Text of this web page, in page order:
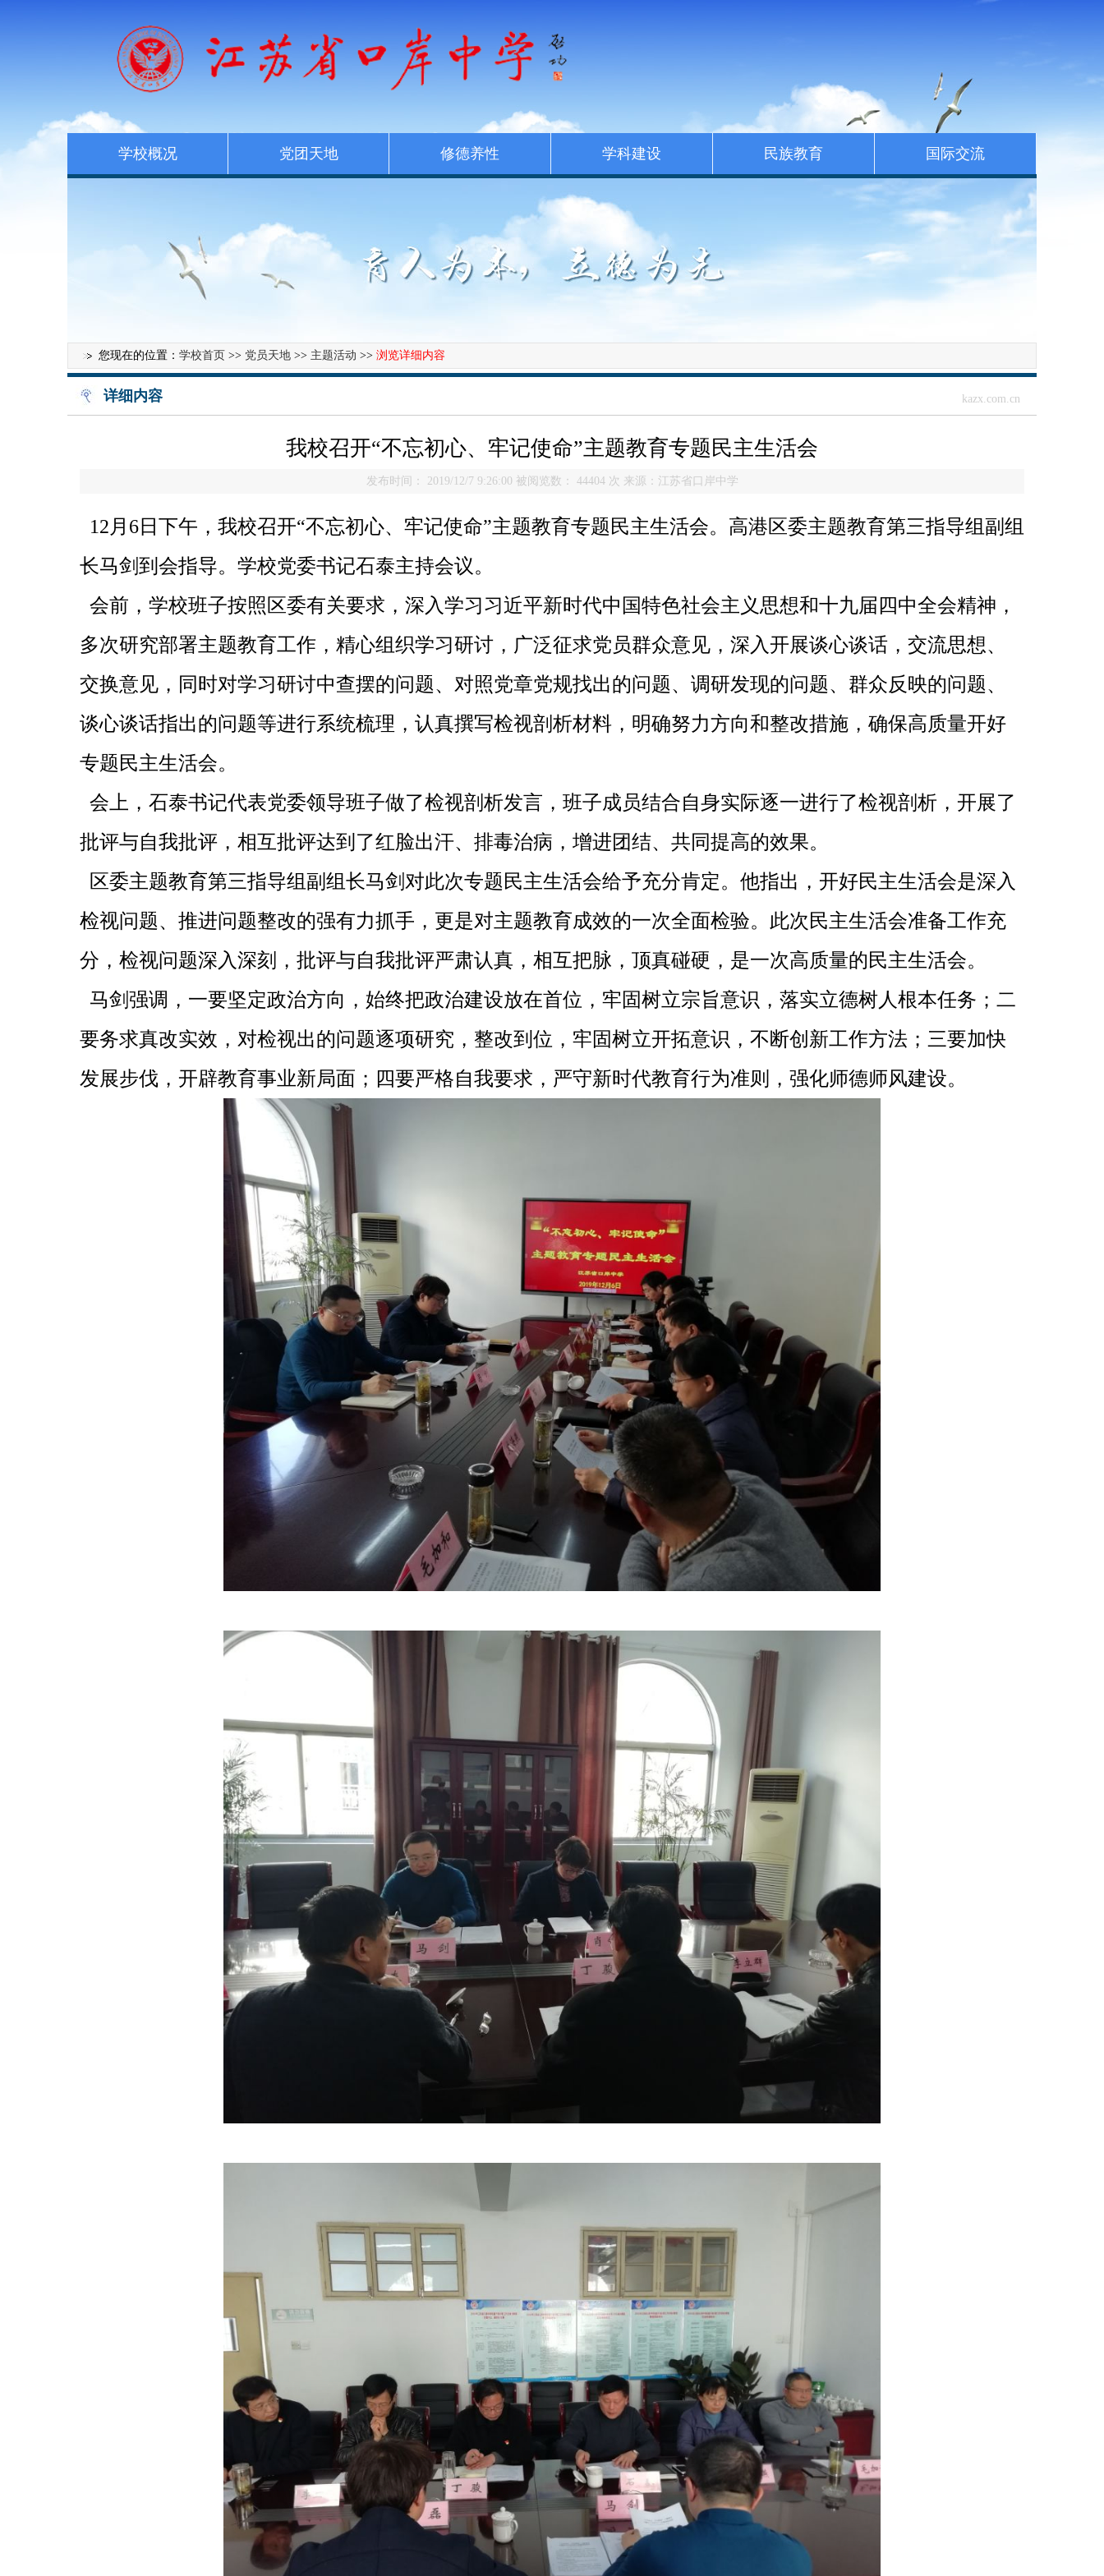
学校概况 党团天地 修德养性 学科建设 民族教育 国际交流
您现在的位置： 学校首页 >> 党员天地 >> 主题活动 >> 浏览详细内容
详细内容 kazx.com.cn
我校召开“不忘初心、牢记使命”主题教育专题民主生活会
发布时间： 2019/12/7 9:26:00 被阅览数： 44404 次 来源：江苏省口岸中学
12月6日下午，我校召开“不忘初心、牢记使命”主题教育专题民主生活会。高港区委主题教育第三指导组副组
长马剑到会指导。学校党委书记石泰主持会议。
会前，学校班子按照区委有关要求，深入学习习近平新时代中国特色社会主义思想和十九届四中全会精神，
多次研究部署主题教育工作，精心组织学习研讨，广泛征求党员群众意见，深入开展谈心谈话，交流思想、
交换意见，同时对学习研讨中查摆的问题、对照党章党规找出的问题、调研发现的问题、群众反映的问题、
谈心谈话指出的问题等进行系统梳理，认真撰写检视剖析材料，明确努力方向和整改措施，确保高质量开好
专题民主生活会。
会上，石泰书记代表党委领导班子做了检视剖析发言，班子成员结合自身实际逐一进行了检视剖析，开展了
批评与自我批评，相互批评达到了红脸出汗、排毒治病，增进团结、共同提高的效果。
区委主题教育第三指导组副组长马剑对此次专题民主生活会给予充分肯定。他指出，开好民主生活会是深入
检视问题、推进问题整改的强有力抓手，更是对主题教育成效的一次全面检验。此次民主生活会准备工作充
分，检视问题深入深刻，批评与自我批评严肃认真，相互把脉，顶真碰硬，是一次高质量的民主生活会。
马剑强调，一要坚定政治方向，始终把政治建设放在首位，牢固树立宗旨意识，落实立德树人根本任务；二
要务求真改实效，对检视出的问题逐项研究，整改到位，牢固树立开拓意识，不断创新工作方法；三要加快
发展步伐，开辟教育事业新局面；四要严格自我要求，严守新时代教育行为准则，强化师德师风建设。